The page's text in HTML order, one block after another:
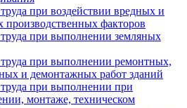
при воздействии вредных и
производственных факторов
при выполнении земляных
при выполнении ремонтных,
и демонтажных работ зданий
при выполнении при
монтаже, техническом